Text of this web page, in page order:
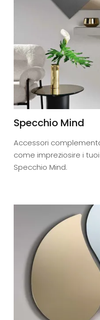
Specchio Mind
Accessori
come impreziosire i
Specchio Mind.